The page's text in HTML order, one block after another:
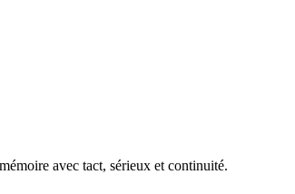
avec tact, sérieux et continuité.